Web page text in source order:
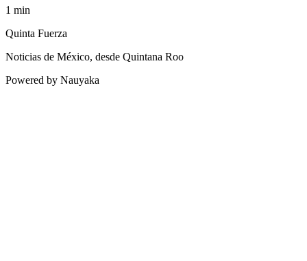
1 min
Quinta Fuerza
Noticias de México, desde Quintana Roo
Powered by Nauyaka